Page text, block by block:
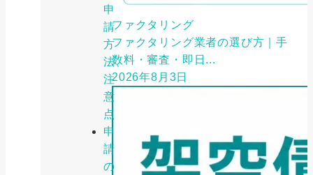
申
請
方
法、
注
意
点
申
請
の
ファクタリング
ファクタリング業者の選び方｜手
数料・審査・即日...
2026年8月3日